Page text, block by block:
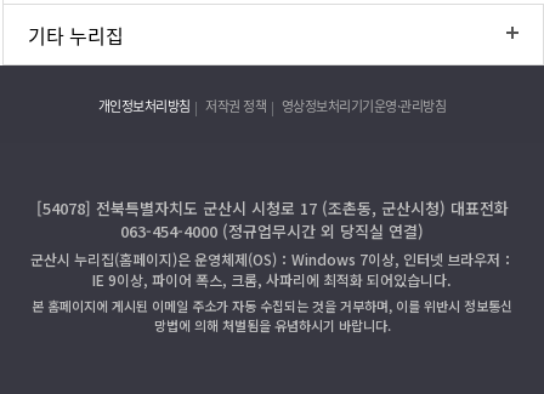
기타 누리집
개인정보처리방침 저작권 정책 영상정보처리기기운영·관리방침
[54078] 전북특별자치도 군산시 시청로 17 (조촌동, 군산시청) 대표전화
063-454-4000 (정규업무시간 외 당직실 연결)
군산시 누리집(홈페이지)은 운영체제(OS)：Windows 7이상, 인터넷 브라우저：
IE 9이상, 파이어 폭스, 크롬, 사파리에 최적화 되어있습니다.
본 홈페이지에 게시된 이메일 주소가 자동 수집되는 것을 거부하며, 이를 위반시 정보통신
망법에 의해 처벌됨을 유념하시기 바랍니다.